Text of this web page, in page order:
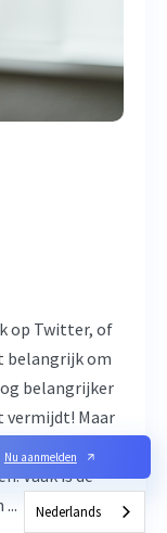
Nu aanmelden
op Twitter, of
belangrijk om
belangrijker
vermijdt! Maar
kan je
Vaak is de
Nederlands